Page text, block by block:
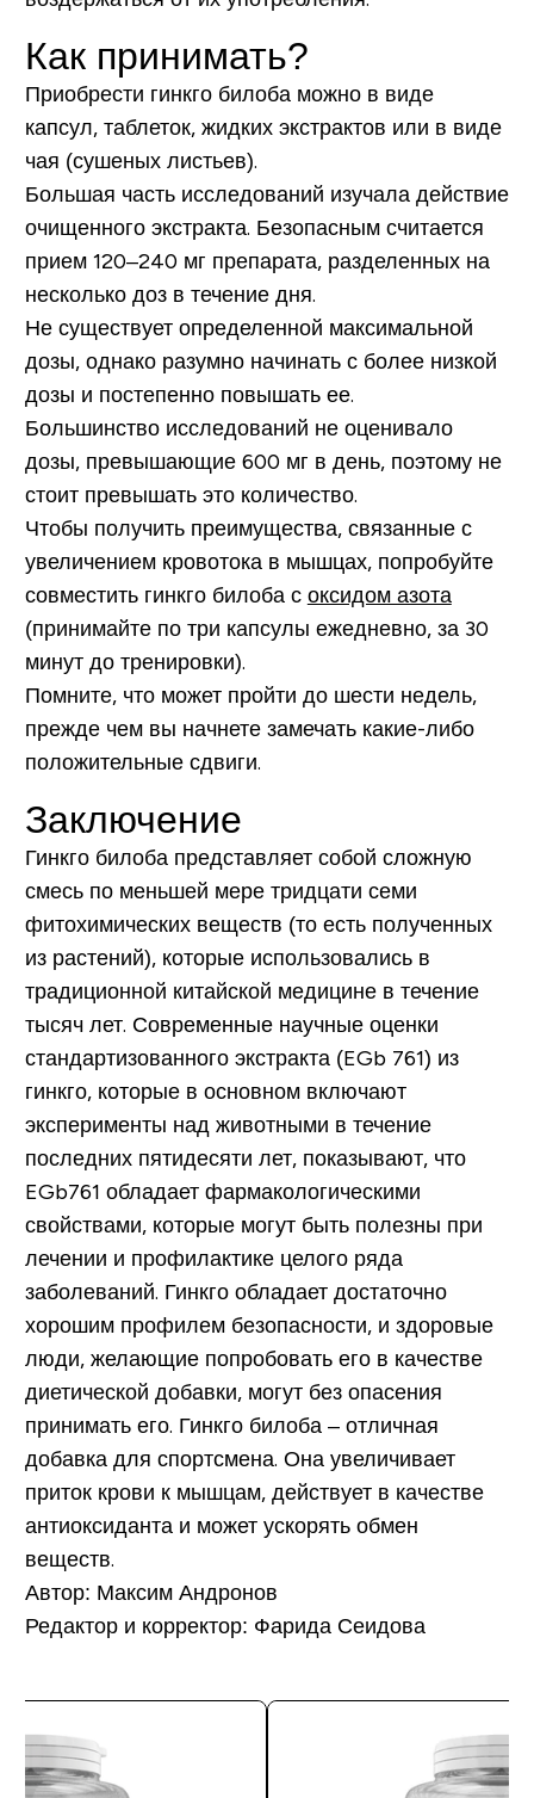
Как принимать?
Приобрести гинкго билоба можно в виде
капсул, таблеток, жидких экстрактов или в виде
чая (сушеных листьев).
Большая часть исследований изучала действие
очищенного экстракта. Безопасным считается
прием 120–240 мг препарата, разделенных на
несколько доз в течение дня.
Не существует определенной максимальной
дозы, однако разумно начинать с более низкой
дозы и постепенно повышать ее.
Большинство исследований не оценивало
дозы, превышающие 600 мг в день, поэтому не
стоит превышать это количество.
Чтобы получить преимущества, связанные с
увеличением кровотока в мышцах, попробуйте
совместить гинкго билоба с оксидом азота
(принимайте по три капсулы ежедневно, за 30
минут до тренировки).
Помните, что может пройти до шести недель,
прежде чем вы начнете замечать какие-либо
положительные сдвиги.
Заключение
Гинкго билоба представляет собой сложную
смесь по меньшей мере тридцати семи
фитохимических веществ (то есть полученных
из растений), которые использовались в
традиционной китайской медицине в течение
тысяч лет. Современные научные оценки
стандартизованного экстракта (EGb 761) из
гинкго, которые в основном включают
эксперименты над животными в течение
последних пятидесяти лет, показывают, что
EGb761 обладает фармакологическими
свойствами, которые могут быть полезны при
лечении и профилактике целого ряда
заболеваний. Гинкго обладает достаточно
хорошим профилем безопасности, и здоровые
люди, желающие попробовать его в качестве
диетической добавки, могут без опасения
принимать его. Гинкго билоба – отличная
добавка для спортсмена. Она увеличивает
приток крови к мышцам, действует в качестве
антиоксиданта и может ускорять обмен
веществ.
Автор: Максим Андронов
Редактор и корректор: Фарида Сеидова